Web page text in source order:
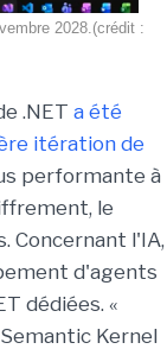
2028.(crédit :
.NET a été
itération de
performante à
le
Concernant l'IA,
d'agents
dédiées. «
Kernel